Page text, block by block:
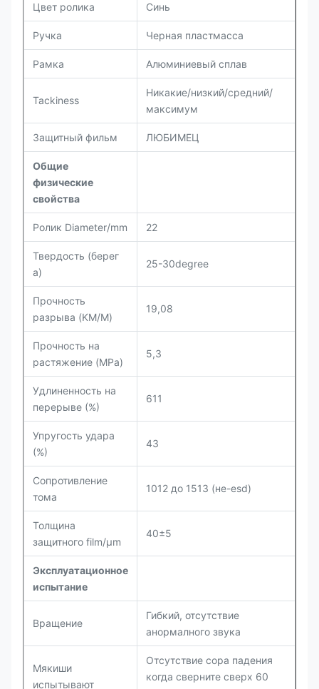
Цвет ролика Синь
Ручка Черная пластмасса
Рамка Алюминиевый сплав
Tackiness
Никакие/низкий/средний/
максимум
Защитный фильм ЛЮБИМЕЦ
Общие
физические
свойства
Ролик Diameter/mm 22
Твердость (берег
a)
25-30degree
Прочность
разрыва (KM/M)
19,08
Прочность на
растяжение (MPa)
5,3
Удлиненность на
перерыве (%)
611
Упругость удара
(%)
43
Сопротивление
тома
1012 до 1513 (не-esd)
Толщина
защитного film/µm
40±5
Эксплуатационное
испытание
Вращение
Гибкий, отсутствие
анормалного звука
Мякиши
испытывают
Отсутствие сора падения
когда сверните сверх 60